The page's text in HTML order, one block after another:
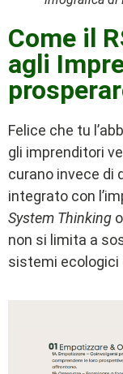
Come il
agli
Felice che tu
gli imprenditori
curano invece di
integrato con
System Thinking
non si limita a
sistemi ecologici